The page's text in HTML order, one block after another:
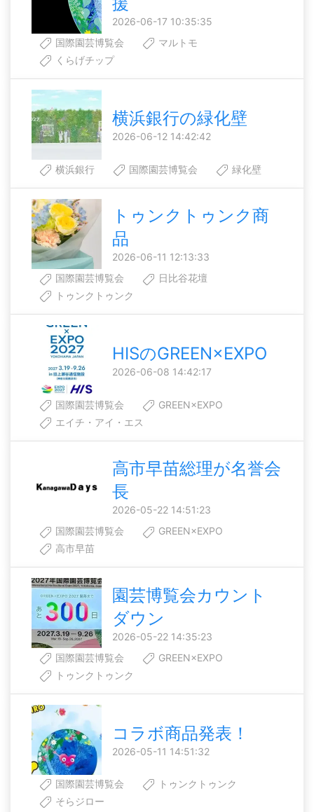
2026-06-17 10:35:35
国際園芸博覧会
マルトモ
くらげチップ
横浜銀行の緑化壁
2026-06-12 14:42:42
横浜銀行 国際園芸博覧会 緑化壁
トゥンクトゥンク商
品
2026-06-11 12:13:33
国際園芸博覧会
日比谷花壇
トゥンクトゥンク
HISのGREEN×EXPO
2026-06-08 14:42:17
国際園芸博覧会
GREEN×EXPO
エイチ・アイ・エス
高市早苗総理が名誉会
長
2026-05-22 14:51:23
国際園芸博覧会
GREEN×EXPO
高市早苗
園芸博覧会カウント
ダウン
2026-05-22 14:35:23
国際園芸博覧会
GREEN×EXPO
トゥンクトゥンク
コラボ商品発表！
2026-05-11 14:51:32
国際園芸博覧会
トゥンクトゥンク
そらジロー